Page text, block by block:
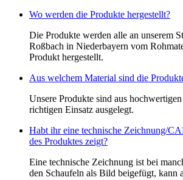
Wo werden die Produkte hergestellt?
Die Produkte werden alle an unserem
Roßbach in Niederbayern vom
Produkt hergestellt.
Aus welchem Material sind die
Unsere Produkte sind aus
richtigen Einsatz ausgelegt.
Habt ihr eine technische Zeichnung/
des Produktes zeigt?
Eine technische Zeichnung ist bei
den Schaufeln als Bild beigefügt, kann